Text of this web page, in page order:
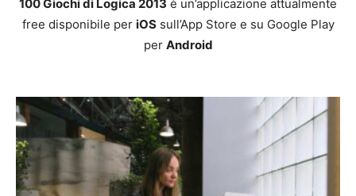
100 Giochi di Logica 2013 è un’applicazione attualmente
free disponibile per iOSsull’App Store e su Google Play
per Android